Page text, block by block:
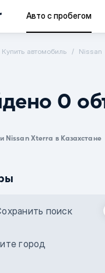
Авто с пробегом
Купить автомобиль Nissan
0
Nissan Xterra в Казахстане
поиск
город